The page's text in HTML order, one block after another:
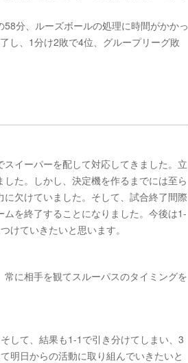
分、ルーズボールの処理に時間がかかっ
し、1分け2敗で4位、グループリーグ敗
イーパーを配して対応してきました。立
た。しかし、決定機を作るまでには至ら
欠けていました。そして、試合終了間際
を終了することになりました。今後は1-
けていきたいと思います。
に相手を観てスルーパスのタイミングを
して、結果も1-1で引き分けてしまい、3
明日からの活動に取り組んでいきたいと